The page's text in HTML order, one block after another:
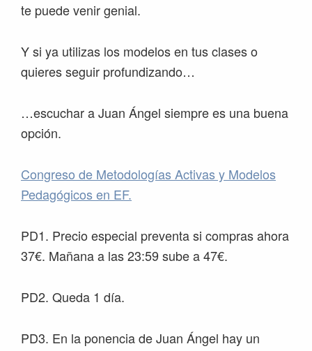
te puede venir genial.
Y si ya utilizas los modelos en tus clases o
quieres seguir profundizando…
…escuchar a Juan Ángel siempre es una buena
opción.
Congreso de Metodologías Activas y Modelos
Pedagógicos en EF.
PD1. Precio especial preventa si compras ahora
37€. Mañana a las 23:59 sube a 47€.
PD2. Queda 1 día.
PD3. En la ponencia de Juan Ángel hay un